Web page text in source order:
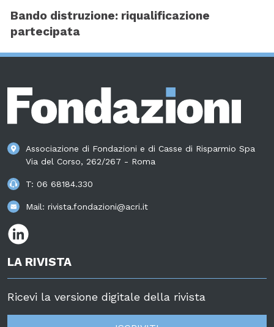
Bando distruzione: riqualificazione
partecipata
Associazione di Fondazioni e di Casse di Risparmio Spa
Via del Corso, 262/267 - Roma
T: 06 68184.330
Mail: rivista.fondazioni@acri.it
LA RIVISTA
Ricevi la versione digitale della rivista